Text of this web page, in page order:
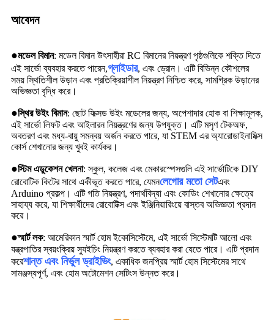
আবেদন
●মডেল বিমান: মডেল বিমান উৎসাহীরা RC বিমানের নিয়ন্ত্রণ পৃষ্ঠগুলিকে শক্তি দিতে
এই সার্ভো ব্যবহার করতে পারেন,গ্লাইডার, এবং ড্রোন। এটি বিভিন্ন কৌশলের
সময় স্থিতিশীল উড়ান এবং প্রতিক্রিয়াশীল নিয়ন্ত্রণ নিশ্চিত করে, সামগ্রিক উড়ানের
অভিজ্ঞতা বৃদ্ধি করে।
●স্থির উইং বিমান: ছোট ফিক্সড উইং মডেলের জন্য, অপেশাদার হোক বা শিক্ষামূলক,
এই সার্ভো লিফট এবং আইলারন নিয়ন্ত্রণের জন্য উপযুক্ত। এটি মসৃণ টেকঅফ,
অবতরণ এবং মধ্য-বায়ু সমন্বয় অর্জন করতে পারে, যা STEM এর অ্যারোডাইনামিক্স
কোর্স শেখানোর জন্য খুবই কার্যকর।
●স্টিম এডুকেশন খেলনা: স্কুল, কলেজ এবং মেকারস্পেসগুলি এই সার্ভোটিকে DIY
রোবোটিক কিটের সাথে একীভূত করতে পারে, যেমনলেগোর মতো সেটএবং
Arduino প্রকল্প। এটি গতি নিয়ন্ত্রণ, পদার্থবিদ্যা এবং কোডিং শেখানোর ক্ষেত্রে
সাহায্য করে, যা শিক্ষার্থীদের রোবোটিক্স এবং ইঞ্জিনিয়ারিংয়ে বাস্তব অভিজ্ঞতা প্রদান
করে।
●স্মার্ট লক: আমেরিকান স্মার্ট হোম ইকোসিস্টেমে, এই সার্ভো সিস্টেমটি আলো এবং
যন্ত্রপাতির স্বয়ংক্রিয় স্যুইচিং নিয়ন্ত্রণ করতে ব্যবহার করা যেতে পারে। এটি প্রদান
করেশান্ত এবং নির্ভুল ড্রাইভিং, একাধিক জনপ্রিয় স্মার্ট হোম সিস্টেমের সাথে
সামঞ্জস্যপূর্ণ, এবং হোম অটোমেশন সেটিংস উন্নত করে।